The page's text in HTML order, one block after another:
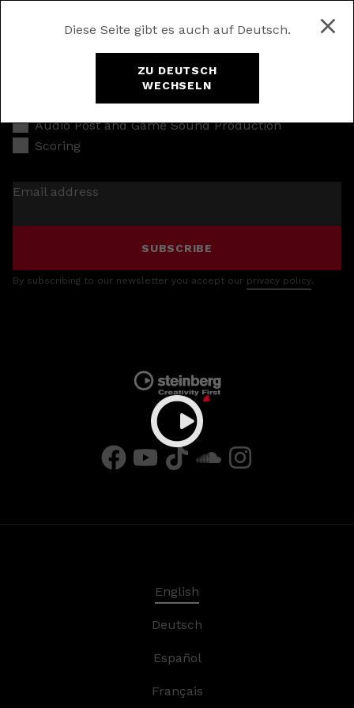
Diese Seite gibt es auch auf Deutsch.
ZU DEUTSCH
WECHSELN
Music Production
Audio Post and Game Sound Production
Scoring
Email address
SUBSCRIBE
By subscribing to our newsletter you accept our privacy policy.
English
Deutsch
Español
Français